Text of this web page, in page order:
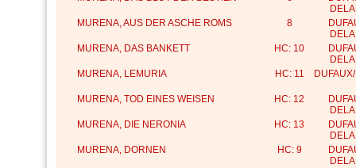
MURENA, AUS DER ASCHE ROMS
8
MURENA, DAS BANKETT
HC: 10
MURENA, LEMURIA
HC: 11
MURENA, TOD EINES WEISEN HC: 12
MURENA, DIE NERONIA
HC: 13
MURENA, DORNEN
HC: 9